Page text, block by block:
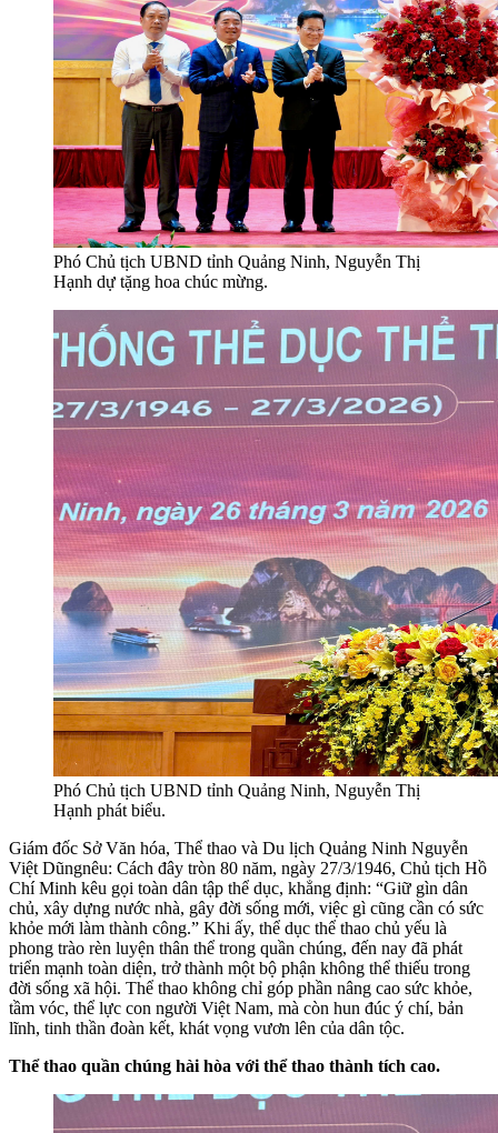
Phó Chủ tịch UBND tỉnh Quảng Ninh, Nguyễn Thị
Hạnh dự tặng hoa chúc mừng.
Phó Chủ tịch UBND tỉnh Quảng Ninh, Nguyễn Thị
Hạnh phát biểu.
Giám đốc Sở Văn hóa, Thể thao và Du lịch Quảng Ninh Nguyễn
Việt Dũngnêu: Cách đây tròn 80 năm, ngày 27/3/1946, Chủ tịch Hồ
Chí Minh kêu gọi toàn dân tập thể dục, khẳng định: “Giữ gìn dân
chủ, xây dựng nước nhà, gây đời sống mới, việc gì cũng cần có sức
khỏe mới làm thành công.” Khi ấy, thể dục thể thao chủ yếu là
phong trào rèn luyện thân thể trong quần chúng, đến nay đã phát
triển mạnh toàn diện, trở thành một bộ phận không thể thiếu trong
đời sống xã hội. Thể thao không chỉ góp phần nâng cao sức khỏe,
tầm vóc, thể lực con người Việt Nam, mà còn hun đúc ý chí, bản
lĩnh, tinh thần đoàn kết, khát vọng vươn lên của dân tộc.
Thể thao quần chúng hài hòa với thể thao thành tích cao.